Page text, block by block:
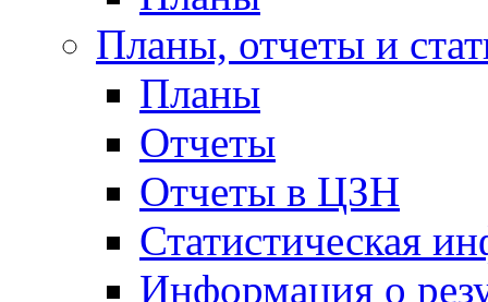
Планы, отчеты и
Планы
Отчеты
Отчеты в ЦЗН
Статистическая
Информация о